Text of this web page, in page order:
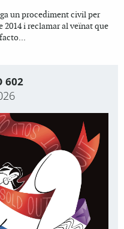
un procediment civil per
i reclamar al veïnat que
602